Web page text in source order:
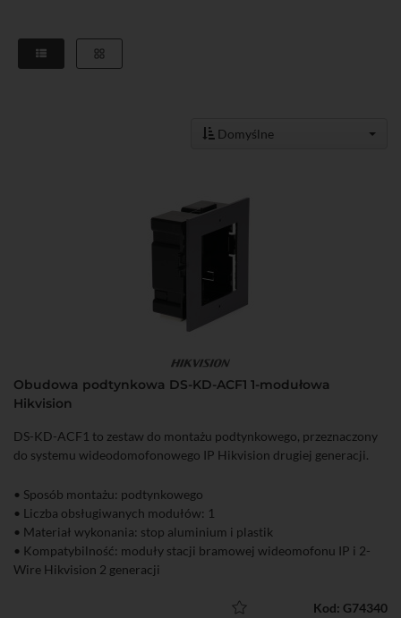
Domyślne
Obudowa podtynkowa DS-KD-ACF1 1-modułowa
Hikvision
DS-KD-ACF1 to zestaw do montażu podtynkowego, przeznaczony
do systemu wideodomofonowego IP Hikvision drugiej generacji.
• Sposób montażu: podtynkowego
• Liczba obsługiwanych modułów: 1
• Materiał wykonania: stop aluminium i plastik
• Kompatybilność: moduły stacji bramowej wideomofonu IP i 2-
Wire Hikvision 2 generacji
Kod: G74340